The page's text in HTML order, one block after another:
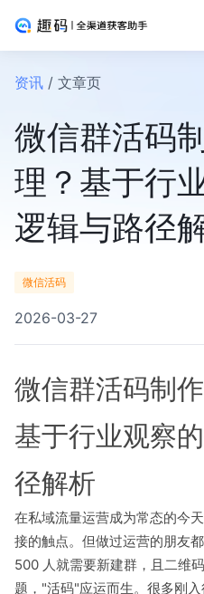
资讯 / 文章页
微信群活码
理？基于行
逻辑与路径
微信活码
2026-03-27
微信群活码制
基于行业观察
径解析
在私域流量运营成为常态的今
接的触点。但做过运营的朋友
500 人就需要新建群，且二维
题，"活码"应运而生。很多刚